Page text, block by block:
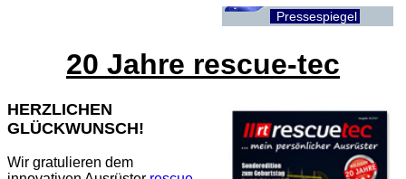
Pressespiegel
20 Jahre rescue-tec
HERZLICHEN
GLÜCKWUNSCH!
Wir gratulieren dem